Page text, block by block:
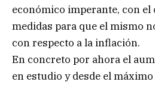
económico imperante, con
medidas para que el mismo
con respecto a la inflación.
En concreto por ahora el
en estudio y desde el